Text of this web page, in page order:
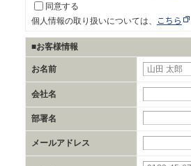
同意する
個人情報の取り扱いについては、
こちら
■お客様情報
お名前
会社名
部署名
メールアドレス